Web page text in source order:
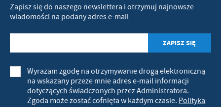
Zapisz się do naszego newslettera i otrzymuj najnowsze
wiadomości na podany adres e-mail
Wyrażam zgodę na otrzymywanie drogą elektroniczną
na wskazany przeze mnie adres e-mail informacji
dotyczących świadczonych przez Administratora.
Zgoda może zostać cofnięta w każdym czasie. Polityka